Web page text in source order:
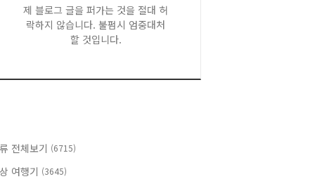
제 블로그 글을 퍼가는 것을 절대 허
락하지 않습니다. 불펌시 엄중대처
할 것입니다.
전체보기 (6715)
여행기 (3645)